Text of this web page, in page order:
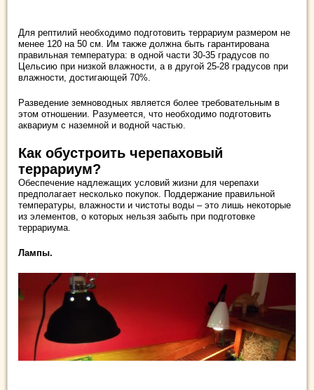
Для рептилий необходимо подготовить террариум размером не
менее 120 на 50 см. Им также должна быть гарантирована
правильная температура: в одной части 30-35 градусов по
Цельсию при низкой влажности, а в другой 25-28 градусов при
влажности, достигающей 70%.
Разведение земноводных является более требовательным в
этом отношении. Разумеется, что необходимо подготовить
аквариум с наземной и водной частью.
Как обустроить черепаховый
террариум?
Обеспечение надлежащих условий жизни для черепахи
предполагает несколько покупок. Поддержание правильной
температуры, влажности и чистоты воды – это лишь некоторые
из элементов, о которых нельзя забыть при подготовке
террариума.
Лампы.